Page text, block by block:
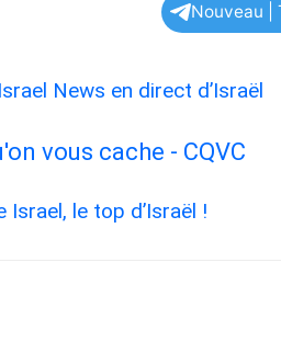
Nouveau |
News en direct d’Israël
vous cache - CQVC
Israel, le top d’Israël !